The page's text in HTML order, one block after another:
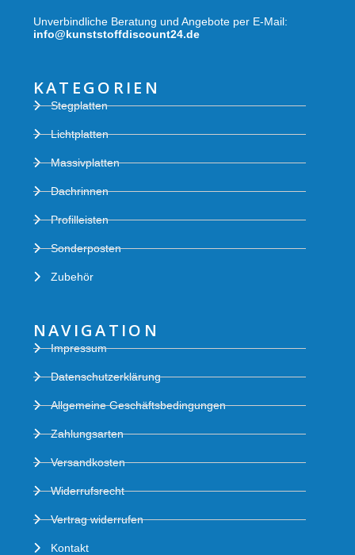
Unverbindliche Beratung und Angebote per E-Mail:
info@kunststoffdiscount24.de
KATEGORIEN
Stegplatten
Lichtplatten
Massivplatten
Dachrinnen
Profilleisten
Sonderposten
Zubehör
NAVIGATION
Impressum
Datenschutzerklärung
Allgemeine Geschäftsbedingungen
Zahlungsarten
Versandkosten
Widerrufsrecht
Vertrag widerrufen
Kontakt